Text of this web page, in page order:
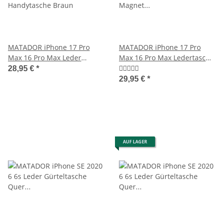
MATADOR iPhone 17 Pro
Max 16 Pro Max Leder
Handytasche Braun
28,95 € *
MATADOR iPhone 17 Pro
Max 16 Pro Max Ledertasche
Magnet Braun
29,95 € *
AUF LAGER